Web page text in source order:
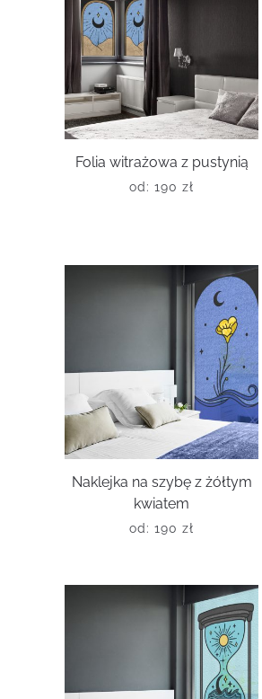
Folia witrażowa z pustynią
od: 190 zł
Naklejka na szybę z żółtym
kwiatem
od: 190 zł